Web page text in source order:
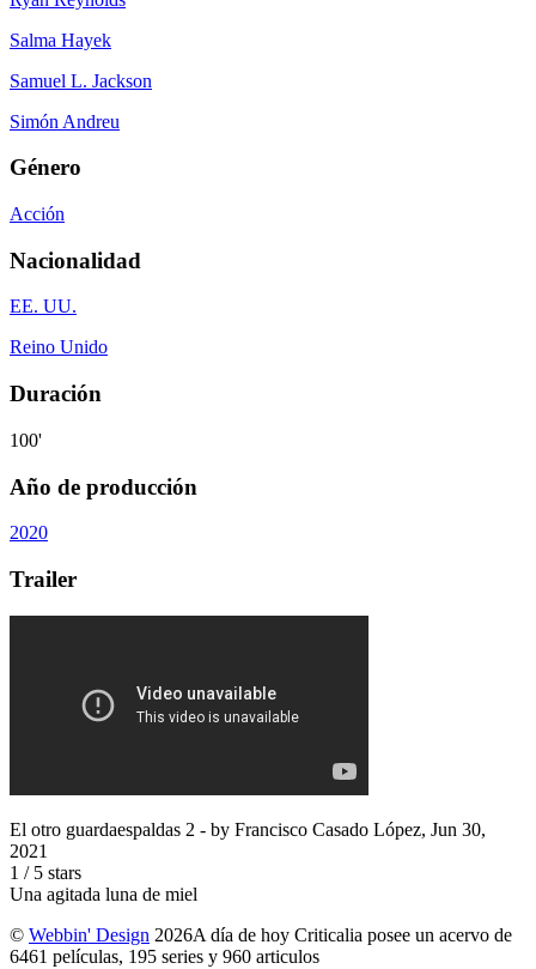
Salma Hayek
Samuel L. Jackson
Simón Andreu
Género
Acción
Nacionalidad
EE. UU.
Reino Unido
Duración
100'
Año de producción
2020
Trailer
El otro guardaespaldas 2 - by Francisco Casado López, Jun 30,
2021
1 / 5 stars
Una agitada luna de miel
© Webbin' Design 2026A día de hoy Criticalia posee un acervo de
6461 películas, 195 series y 960 articulos